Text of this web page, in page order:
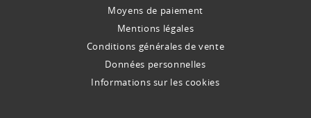
Moyens de paiement
Mentions légales
Conditions générales de vente
Données personnelles
Informations sur les cookies